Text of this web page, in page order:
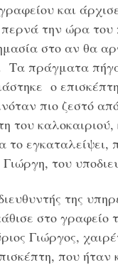
και
την ώρα του
στο αν θα
Τα πράγματα
ο
πιο ζεστό
του καλοκαιριού,
το εγκαταλείψει,
του
της
στο γραφείο
Γιώργος,
που ήταν